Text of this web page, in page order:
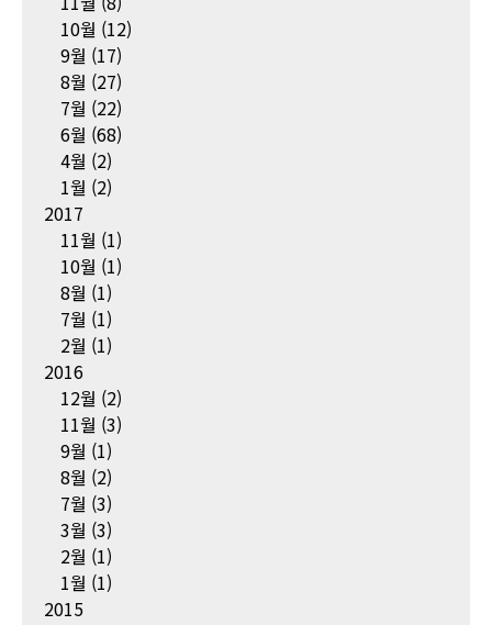
10월 (12)
9월 (17)
8월 (27)
7월 (22)
6월 (68)
4월 (2)
1월 (2)
2017
11월 (1)
10월 (1)
8월 (1)
7월 (1)
2월 (1)
2016
12월 (2)
11월 (3)
9월 (1)
8월 (2)
7월 (3)
3월 (3)
2월 (1)
1월 (1)
2015